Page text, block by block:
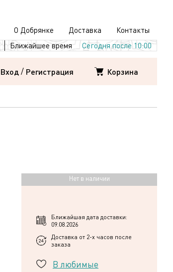
О Добрянке Доставка Контакты
Ближайшее время Сегодня после 10:00
Вход / Регистрация Корзина
Нет в наличии
Ближайшая дата доставки:
09.08.2026
Доставка от 2-х часов после
заказа
В любимые